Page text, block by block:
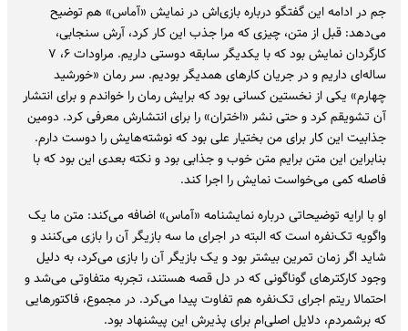
جم در ادامه این گفتگو درباره بازی‌اش در نمایش «آماس» هم توضیح
می‌دهد: قبل از متن، چیزی که مرا جذب این کار کرد، آرش سنجابی،
کارگردان نمایش بود که با یکدیگر سابقه دوستی داریم. مراودات ۶، ۷
ساله‌ای داریم و در جریان کارهای همدیگر بودیم. سر رمان «خورشید
چهارم» یکی از نخستین کسانی بود که برایش رمان را خواندم و برای انتشار
آن تشویقم کرد و حتی نشر «اختران» را برای انتشارش معرفی کرد. دومین
جذابیت این کار برای من بختیار علی بود که نوشته‌هایش را دوست دارم.
بنابراین این متن برایم متن خوب و جذابی بود و نکته بعدی این بود که با
فاصله کمی می‌خواست نمایش را اجرا کند.
او با ارایه توضیحاتی درباره نمایشنامه «آماس» اضافه می‌کند: متن ما یک
واگویه‌ تک‌نفره است که البته در اجرای ما سه بازیگر آن را بازی می‌کنند و
شاید اگر زمان تمرین بیشتر بود و یک بازیگر آن را بازی می‌کرد، به دلیل
وجود کارکترهای گوناگونی که در دل قصه هستند، تجربه متفاوتی می‌شد و
احتمالا ریتم اجرای تک‌نفره هم تفاوت پیدا می‌کرد. در مجموع، فاکتورهایی
که برشمردم، دلایل اصلی‌ام برای پذیرش این پیشنهاد بود.